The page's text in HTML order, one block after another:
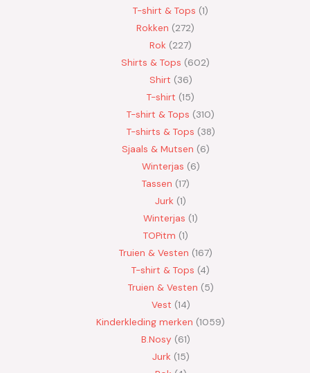
T-shirt & Tops 1
Rokken 272
Rok 227
Shirts & Tops 602
Shirt 36
T-shirt 15
T-shirt & Tops 310
T-shirts & Tops 38
Sjaals & Mutsen 6
Winterjas 6
Tassen 17
Jurk 1
Winterjas 1
TOPitm 1
Truien & Vesten 167
T-shirt & Tops 4
Truien & Vesten 5
Vest 14
Kinderkleding merken 1059
B.Nosy 61
Jurk 15